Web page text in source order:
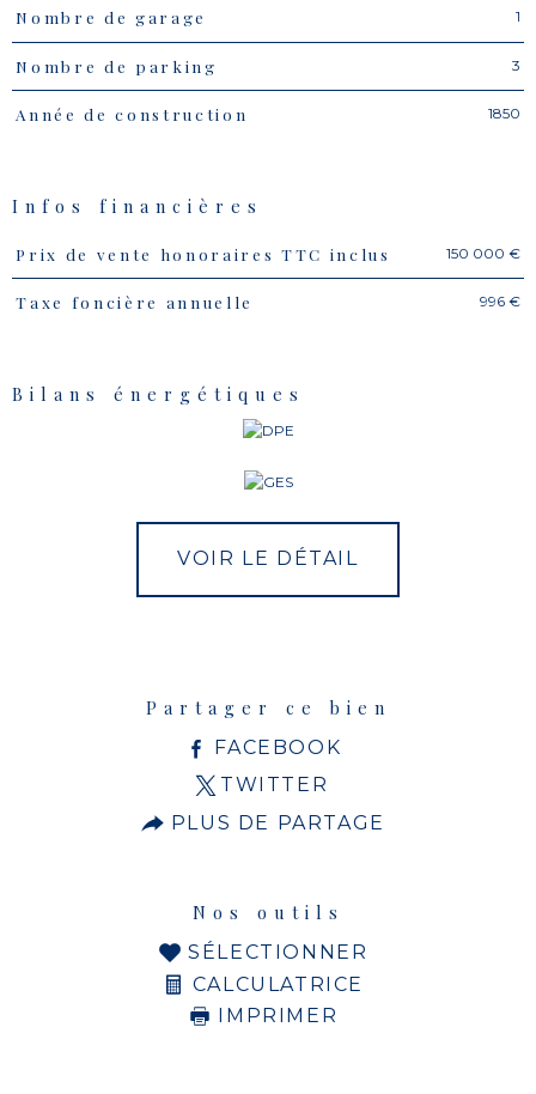
Nombre de garage 1
Nombre de parking 3
Année de construction 1850
Infos financières
Caractéristiques Valeurs
Prix de vente honoraires TTC inclus 150 000 €
Taxe foncière annuelle 996 €
Bilans énergétiques
VOIR LE DÉTAIL
Partager ce bien
FACEBOOK
TWITTER
PLUS DE PARTAGE
Nos outils
SÉLECTIONNER
CALCULATRICE
IMPRIMER